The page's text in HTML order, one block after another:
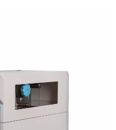
Nederland
عربي